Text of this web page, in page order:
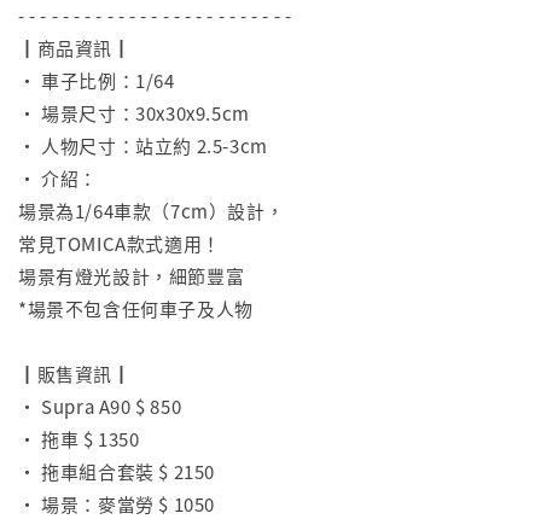
- - - - - - - - - - - - - - - - - - - - - - - - -
┃商品資訊┃
• 車子比例：1/64
• 場景尺寸：30x30x9.5cm
• 人物尺寸：站立約 2.5-3cm
• 介紹：
場景為1/64車款（7cm）設計，
常見TOMICA款式適用！
場景有燈光設計，細節豐富
*場景不包含任何車子及人物
┃販售資訊┃
• Supra A90 $ 850
• 拖車 $ 1350
• 拖車組合套裝 $ 2150
• 場景：麥當勞 $ 1050